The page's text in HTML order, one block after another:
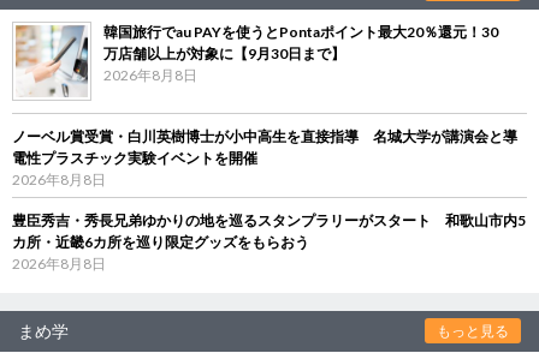
韓国旅行でau PAYを使うとPontaポイント最大20％還元！30
万店舗以上が対象に【9月30日まで】
2026年8月8日
ノーベル賞受賞・白川英樹博士が小中高生を直接指導 名城大学が講演会と導
電性プラスチック実験イベントを開催
2026年8月8日
豊臣秀吉・秀長兄弟ゆかりの地を巡るスタンプラリーがスタート 和歌山市内5
カ所・近畿6カ所を巡り限定グッズをもらおう
2026年8月8日
まめ学 もっと見る